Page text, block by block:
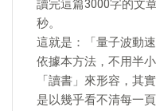
讀完這篇3000字的文
秒。
這就是：「量子波動速
依據本方法，不用半
「讀書」來形容，其
是以幾乎看不清每一